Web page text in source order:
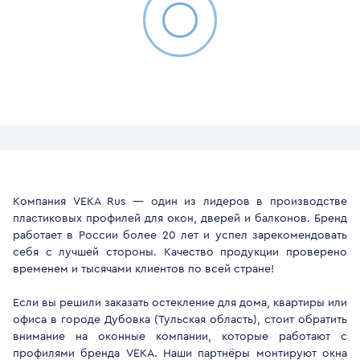
Компания VEKA Rus — один из лидеров в производстве
пластиковых профилей для окон, дверей и балконов. Бренд
работает в России более 20 лет и успел зарекомендовать
себя с лучшей стороны. Качество продукции проверено
временем и тысячами клиентов по всей стране!
Если вы решили заказать остекление для дома, квартиры или
офиса в городе Дубовка (Тульская область), стоит обратить
внимание на оконные компании, которые работают с
профилями бренда VEKA. Наши партнёры монтируют окна